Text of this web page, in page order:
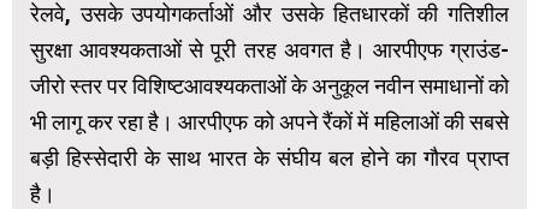
रेलवे, उसके उपयोगकर्ताओं और उसके हितधारकों की गतिशील
सुरक्षा आवश्यकताओं से पूरी तरह अवगत है। आरपीएफ ग्राउंड-
जीरो स्तर पर विशिष्टआवश्यकताओं के अनुकूल नवीन समाधानों को
भी लागू कर रहा है। आरपीएफ को अपने रैंकों में महिलाओं की सबसे
बड़ी हिस्सेदारी के साथ भारत के संघीय बल होने का गौरव प्राप्त
है।